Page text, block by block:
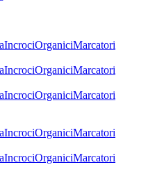
IncrociOrganiciMarcatori
IncrociOrganiciMarcatori
IncrociOrganiciMarcatori
IncrociOrganiciMarcatori
IncrociOrganiciMarcatori